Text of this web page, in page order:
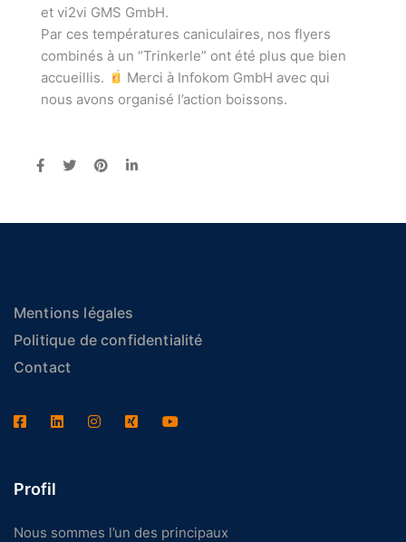
et vi2vi GMS GmbH.
Par ces températures caniculaires, nos flyers
combinés à un “Trinkerle” ont été plus que bien
accueillis.
Merci à Infokom GmbH avec qui
nous avons organisé l’action boissons.
Mentions légales
Politique de confidentialité
Contact
Profil
Nous sommes l’un des principaux